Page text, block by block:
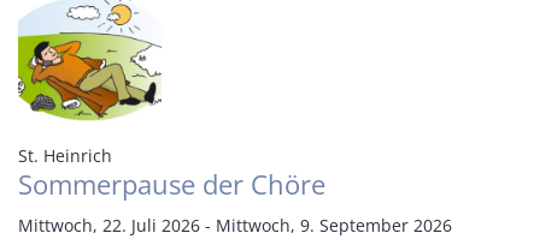
St. Heinrich
Sommerpause der Chöre
Mittwoch, 22. Juli 2026 - Mittwoch, 9. September 2026